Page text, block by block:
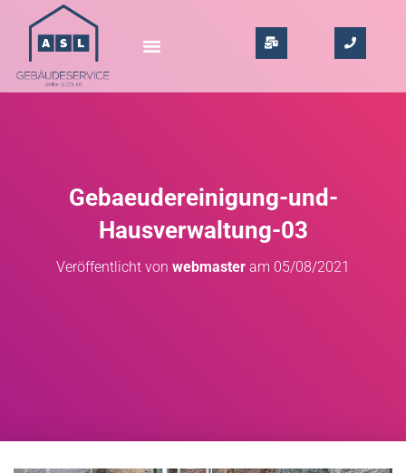
Gebaeudereinigung-und-
Hausverwaltung-03
Veröffentlicht von webmaster am 05/08/2021